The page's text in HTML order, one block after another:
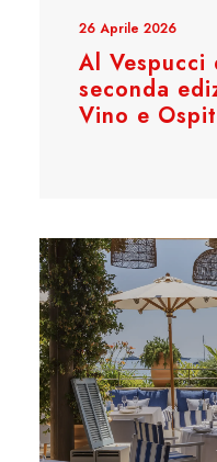
26 Aprile 2026
Al Vespucci
seconda
Vino e